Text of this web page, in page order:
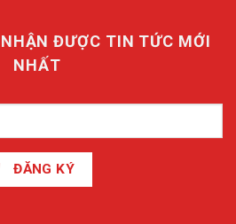
ĐƯỢC TIN TỨC MỚI
NHẤT
ĐĂNG KÝ